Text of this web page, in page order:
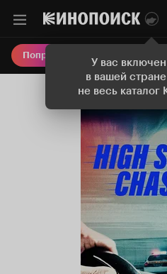
У вас
в вашей
не весь каталог
Попробовать Плюс